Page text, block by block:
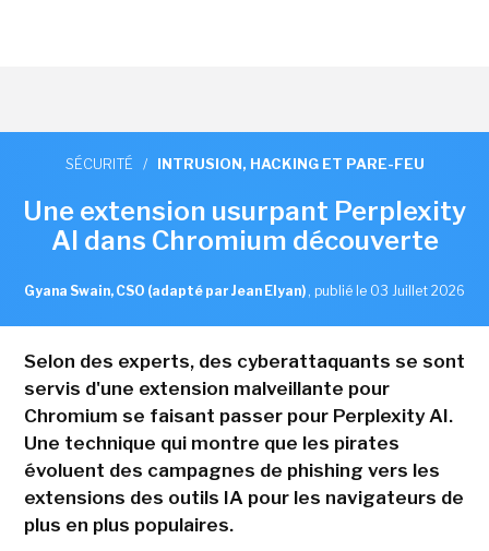
SÉCURITÉ / INTRUSION, HACKING ET PARE-FEU
Une extension usurpant Perplexity
AI dans Chromium découverte
Gyana Swain, CSO (adapté par Jean Elyan) , publié le 03 Juillet 2026
Selon des experts, des cyberattaquants se sont
servis d'une extension malveillante pour
Chromium se faisant passer pour Perplexity AI.
Une technique qui montre que les pirates
évoluent des campagnes de phishing vers les
extensions des outils IA pour les navigateurs de
plus en plus populaires.